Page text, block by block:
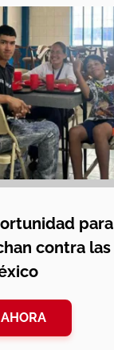
para
contra las